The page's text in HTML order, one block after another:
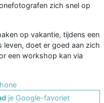
zich snel op
op vakantie, tijdens een
doet er goed aan zich
een workshop kan via
je Google-favoriet